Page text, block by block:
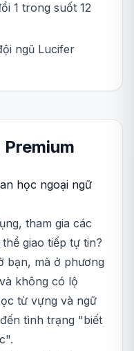
1 trong suốt 12
ngũ Lucifer
Premium
học ngoại ngữ
tham gia các
giao tiếp tự tin?
bạn, mà ở phương
không có lộ
từ vựng và ngữ
tình trạng "biết